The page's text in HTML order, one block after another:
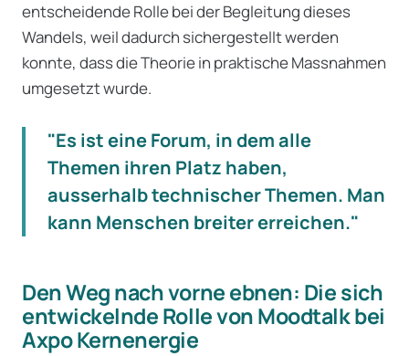
entscheidende Rolle bei der Begleitung dieses
Wandels, weil dadurch sichergestellt werden
konnte, dass die Theorie in praktische Massnahmen
umgesetzt wurde.
"Es ist eine Forum, in dem alle
Themen ihren Platz haben,
ausserhalb technischer Themen. Man
kann Menschen breiter erreichen."
Den Weg nach vorne ebnen: Die sich
entwickelnde Rolle von Moodtalk bei
Axpo Kernenergie